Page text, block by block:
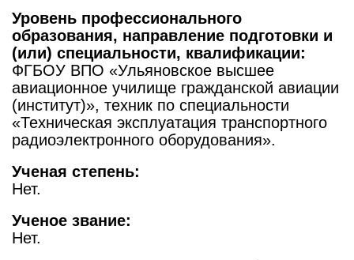
Уровень профессионального
образования, направление подготовки и
(или) специальности, квалификации:
ФГБОУ ВПО «Ульяновское высшее
авиационное училище гражданской авиации
(институт)», техник по специальности
«Техническая эксплуатация транспортного
радиоэлектронного оборудования».
Ученая степень:
Нет.
Ученое звание:
Нет.